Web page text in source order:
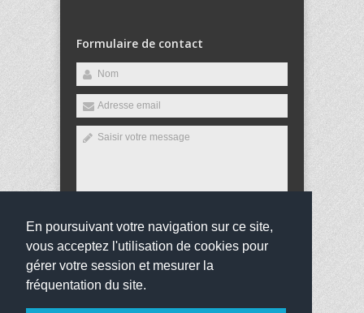
En poursuivant votre navigation sur ce site,
vous acceptez l'utilisation de cookies pour
gérer votre session et mesurer la
fréquentation du site.
Formulaire de contact
Envoyer